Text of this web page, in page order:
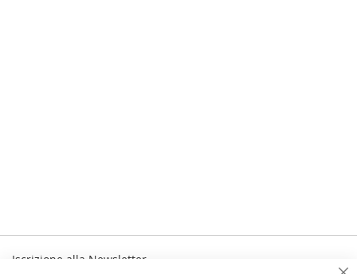
Iscrizione alla Newsletter